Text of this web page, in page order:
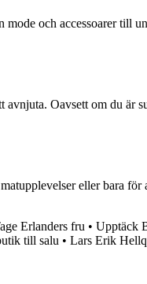
och accessoarer till
avnjuta. Oavsett om du är
eller bara för
Erlanders fru • Upptäck
till salu • Lars Erik